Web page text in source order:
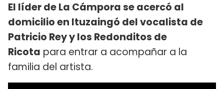
El líder de La Cámpora se acercó al
domicilio en Ituzaingó del vocalista de
Patricio Rey y los Redonditos de
Ricota para entrar a acompañar a la
familia del artista.